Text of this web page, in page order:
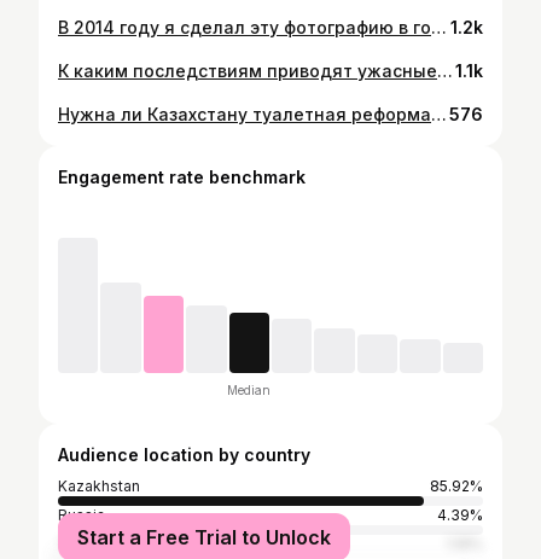
В 2014 году я сделал эту фотографию в головном офисе Каспи в половине первого ночи, когда спасал банк от информационной атаки. Вячеслав шутил - это самая дорогая фотография. Но я храню это фото не только поэтому, надпись на стене - высказывание, приписываемое Махатме Ганди. Она очень точно передает ситуацию – сейчас надо мной и моим проектом смеются, но я точно знаю, что будет дальше ;) 1.2k
К каким последствиям приводят ужасные школьные уборные? Полный выпуск по ссылке в шапке профиля. #айран #казахстан #шымкент #ректор #туалеты #санузел1.1k
Нужна ли Казахстану туалетная реформа?! Если считаете эту тему важной, делитесь этой информацией с другими родителями! Не молчите, не проходите мимо, возможно ваш голос поможет достучаться до министров здравоохранения и просвещения Казахстана.576
Engagement rate benchmark
Median
Audience location by country
Kazakhstan
85.92%
Russia
4.39%
Turkey
Start a Free Trial to Unlock